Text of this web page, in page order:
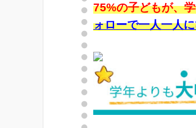
75%の子どもが、
ォローで一人一人